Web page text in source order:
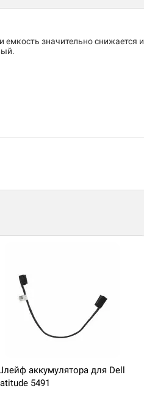
значительно снижается и
аккумулятора для Dell
5491